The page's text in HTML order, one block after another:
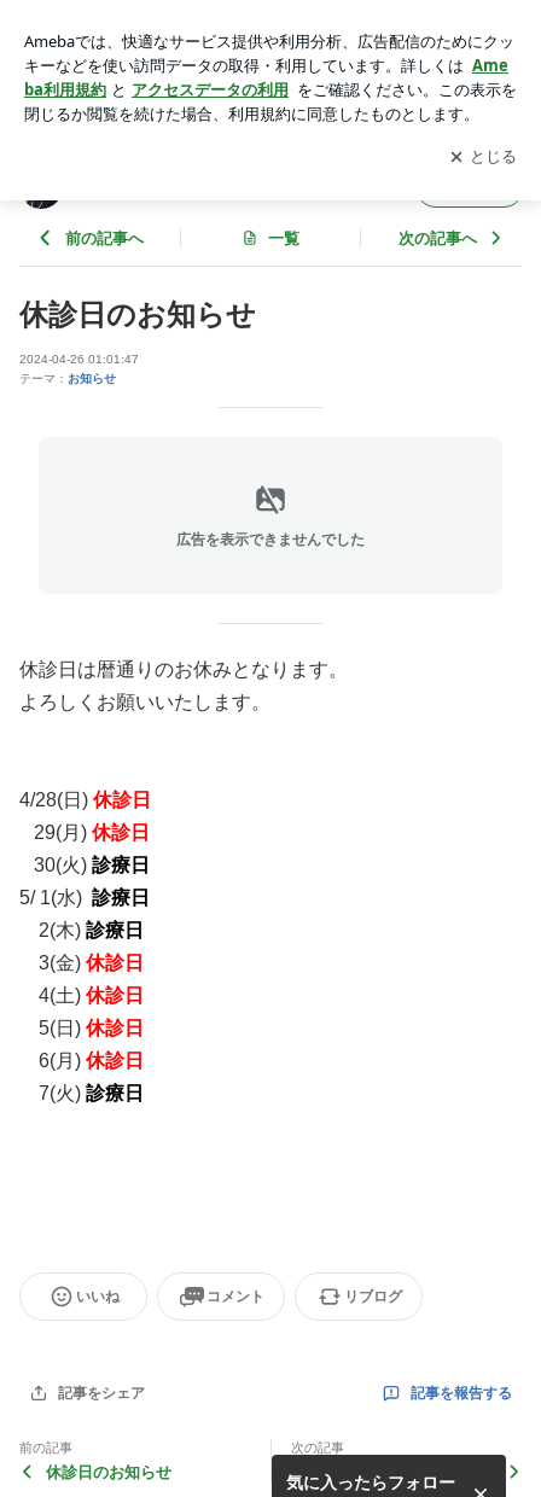
アプリをダウンロードして ブログの更新通知
を受け取りまし
ょう。
開く
前の記事へ 一覧 次の記事へ
休診日のお知らせ
2024-04-26 01:01:47
テーマ： お知らせ
広告を表示できませんでした
休診日は暦通りのお休みとなります。
よろしくお願いいたします。
4/28(日) 休診日
29(月) 休診日
30(火) 診療日
5/ 1(水) 診療日
2(木) 診療日
3(金) 休診日
4(土) 休診日
5(日) 休診日
6(月) 休診日
7(火) 診療日
いいね コメント リブログ
記事をシェア 記事を報告する
前の記事
休診日のお知らせ
次の記事
年末年始の休診日のお知らせ
気に入ったらフォロー